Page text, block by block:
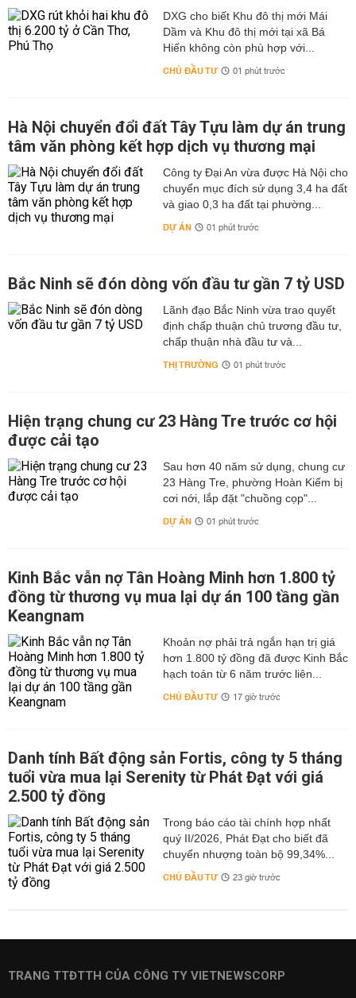
DXG cho biết Khu đô thị mới Mái
Dầm và Khu đô thị mới tại xã Bá
Hiến không còn phù hợp với...
CHỦ ĐẦU TƯ 01 phút trước
Hà Nội chuyển đổi đất Tây Tựu làm dự án trung
tâm văn phòng kết hợp dịch vụ thương mại
Công ty Đại An vừa được Hà Nội cho
chuyển mục đích sử dụng 3,4 ha đất
và giao 0,3 ha đất tại phường...
DỰ ÁN 01 phút trước
Bắc Ninh sẽ đón dòng vốn đầu tư gần 7 tỷ USD
Lãnh đạo Bắc Ninh vừa trao quyết
định chấp thuận chủ trương đầu tư,
chấp thuận nhà đầu tư và...
THỊ TRƯỜNG 01 phút trước
Hiện trạng chung cư 23 Hàng Tre trước cơ hội
được cải tạo
Sau hơn 40 năm sử dụng, chung cư
23 Hàng Tre, phường Hoàn Kiếm bị
cơi nới, lắp đặt "chuồng cọp"...
DỰ ÁN 01 phút trước
Kinh Bắc vẫn nợ Tân Hoàng Minh hơn 1.800 tỷ
đồng từ thương vụ mua lại dự án 100 tầng gần
Keangnam
hơn 1.800 tỷ đồng đã được Kinh Bắc
hạch toán từ 6 năm trước liên...
CHỦ ĐẦU TƯ 17 giờ trước
Danh tính Bất động sản Fortis, công ty 5 tháng
tuổi vừa mua lại Serenity từ Phát Đạt với giá
2.500 tỷ đồng
Trong báo cáo tài chính hợp nhất
quý II/2026, Phát Đạt cho biết đã
chuyển nhượng toàn bộ 99,34%...
CHỦ ĐẦU TƯ 23 giờ trước
TRANG TTĐTTH CỦA CÔNG TY VIETNEWSCORP